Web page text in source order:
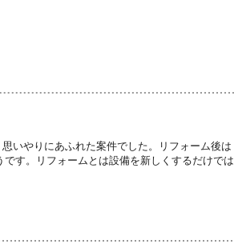
いやりにあふれた案件でした。リフォーム後は
す。リフォームとは設備を新しくするだけでは